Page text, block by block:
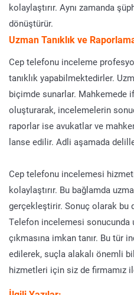
kolaylaştırır. Aynı zamanda
dönüştürür.
Uzman Tanıklık ve
Cep telefonu inceleme
tanıklık yapabilmektedirler.
biçimde sunarlar. Mahkemede
oluşturarak, incelemelerin
raporlar ise avukatlar ve
lanse edilir. Adli aşamada
Cep telefonu incelemesi
kolaylaştırır. Bu bağlamda
gerçekleştirir. Sonuç olarak bu
Telefon incelemesi sonucunda
çıkmasına imkan tanır. Bu
edilerek, suçla alakalı önemli
hizmetleri için siz de firmamız